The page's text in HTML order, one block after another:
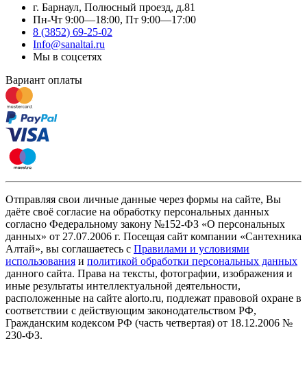
г. Барнаул, Полюсный проезд, д.81
Пн-Чт 9:00—18:00, Пт 9:00—17:00
8 (3852) 69-25-02
Info@sanaltai.ru
Мы в соцсетях
Вариант оплаты
Отправляя свои личные данные через формы на сайте, Вы
даёте своё согласие на обработку персональных данных
согласно Федеральному закону №152-ФЗ «О персональных
данных» от 27.07.2006 г. Посещая сайт компании «Cантехника
Алтай», вы соглашаетесь с Правилами и условиями
использования и политикой обработки персональных данных
данного сайта. Права на тексты, фотографии, изображения и
иные результаты интеллектуальной деятельности,
расположенные на сайте alorto.ru, подлежат правовой охране в
соответствии с действующим законодательством РФ,
Гражданским кодексом РФ (часть четвертая) от 18.12.2006 №
230-ФЗ.